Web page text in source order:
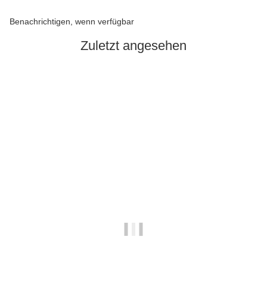
Benachrichtigen, wenn verfügbar
Zuletzt angesehen